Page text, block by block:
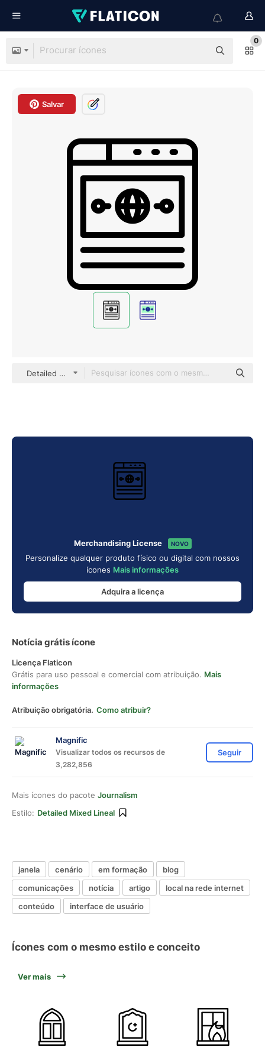
0
Salvar
Detailed Mixed Lineal
Merchandising License NOVO
Personalize qualquer produto físico ou digital com nossos
ícones Mais informações
Adquira a licença
Notícia grátis ícone
Licença Flaticon
Grátis para uso pessoal e comercial com atribuição. Mais
informações
Atribuição obrigatória. Como atribuir?
Magnific
Visualizar todos os recursos de
3,282,856
Seguir
Mais ícones do pacote Journalism
Estilo: Detailed Mixed Lineal
janela cenário em formação
blog
comunicações
notícia artigo
local na rede internet
conteúdo
interface de usuário
Ícones com o mesmo estilo e conceito
Ver mais